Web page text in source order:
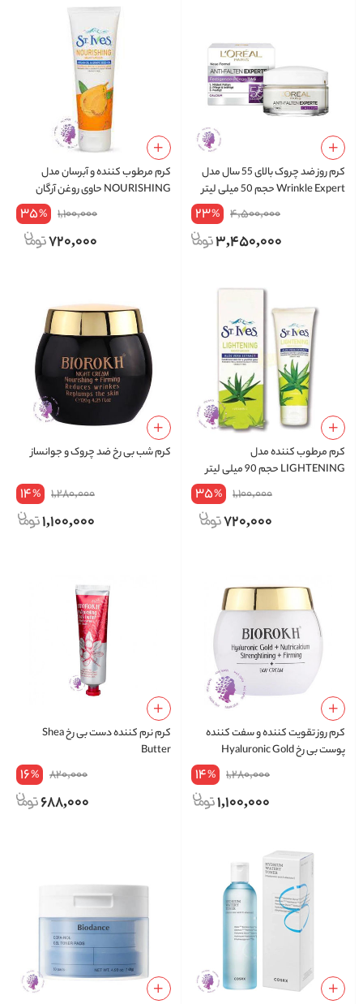
کرم روز ضد چروک بالای 55 سال مدل
Wrinkle Expert حجم 50 میلی لیتر
4,500,000
23%
3,450,000
کرم مرطوب کننده و آبرسان مدل
NOURISHING حاوی روغن آرگان
1,100,000
35%
720,000
کرم مرطوب کننده مدل
LIGHTENING حجم 90 میلی لیتر
1,100,000
35%
720,000
کرم شب بی رخ ضد چروک و جوانساز
1,280,000
14%
1,100,000
کرم روز تقویت کننده و سفت کننده
پوست بی رخ Hyaluronic Gold
1,280,000
14%
1,100,000
کرم نرم کننده دست بی رخ Shea
Butter
820,000
16%
688,000